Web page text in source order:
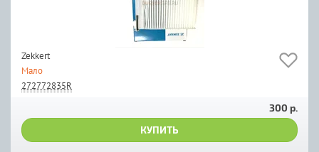
Zekkert
Мало
272772835R
300 р.
КУПИТЬ